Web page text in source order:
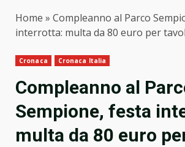
Home » Compleanno al Parco
interrotta: multa da 80 euro per
Cronaca Cronaca Italia
Compleanno al
Sempione, festa
multa da 80 euro